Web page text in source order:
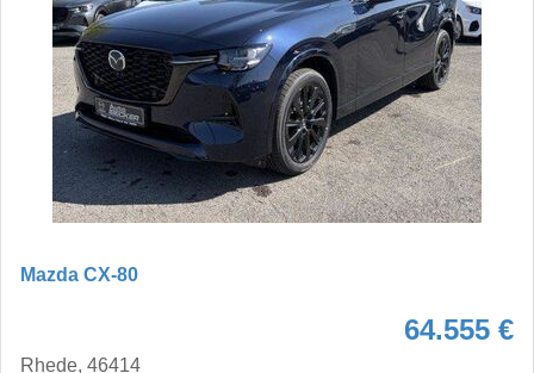
Mazda CX-80
64.555 €
Rhede, 46414